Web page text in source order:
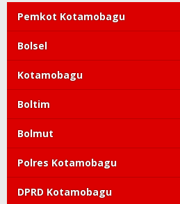
Pemkot Kotamobagu
Bolsel
Kotamobagu
Boltim
Bolmut
Polres Kotamobagu
DPRD Kotamobagu